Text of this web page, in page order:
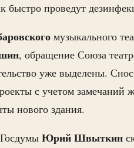
быстро проведут
музыкального
, обращение Союза
уже выделены.
с учетом замечаний
нового здания.
ЮрийШвыткин